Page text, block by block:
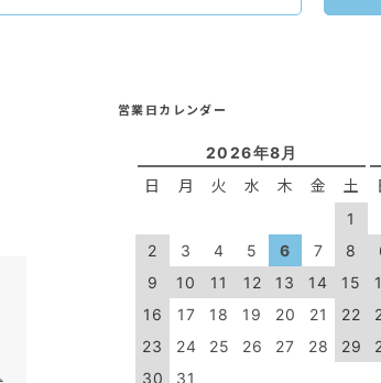
営業日カレンダー
2026年8月
日 月 火 水 木 金 土
1
2
3 4 5 6 7
8
9
10 11 12 13 14
15
16
17 18 19 20 21
22
23
24 25 26 27 28
29
30
31